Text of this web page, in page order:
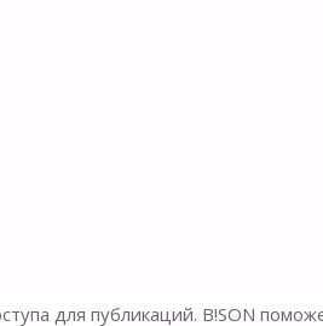
для публикаций. B!SON